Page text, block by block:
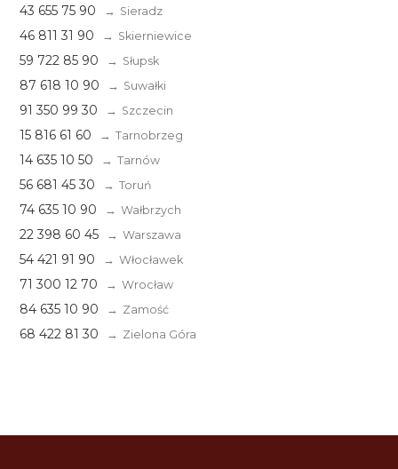
43 655 75 90 Sieradz
46 811 31 90 Skierniewice
59 722 85 90 Słupsk
87 618 10 90 Suwałki
91 350 99 30 Szczecin
15 816 61 60 Tarnobrzeg
14 635 10 50 Tarnów
56 681 45 30 Toruń
74 635 10 90 Wałbrzych
22 398 60 45 Warszawa
54 421 91 90 Włocławek
71 300 12 70 Wrocław
84 635 10 90 Zamość
68 422 81 30 Zielona Góra